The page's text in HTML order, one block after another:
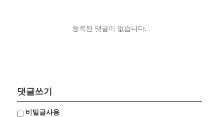
등록된 댓글이 없습니다.
댓글쓰기
비밀글사용